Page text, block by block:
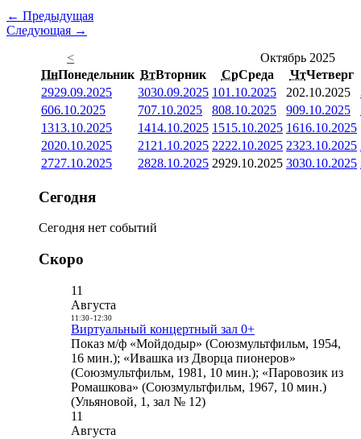
← Предыдущая
Следующая →
<
Октябрь 2025
ПнПонедельник ВтВторник СрСреда ЧтЧетверг
2929.09.2025 3030.09.2025 101.10.2025 202.10.2025
606.10.2025 707.10.2025 808.10.2025 909.10.2025
1313.10.2025 1414.10.2025 1515.10.2025 1616.10.2025
2020.10.2025 21 21.10.2025 2222.10.2025 2323.10.2025
2727.10.2025 2828.10.2025 2929.10.2025 3030.10.2025
Сегодня
Сегодня нет событий
Скоро
11
Августа
11:30- 12:30
Виртуальный концертный зал 0+
Показ м/ф «Мойдодыр» (Союзмультфильм, 1954,
16 мин.); «Ивашка из Дворца пионеров»
(Союзмультфильм, 1981, 10 мин.); «Паровозик из
Ромашкова» (Союзмультфильм, 1967, 10 мин.)
(Ульяновой, 1, зал № 12)
11
Августа